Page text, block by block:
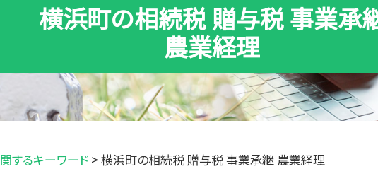
横浜町の相続税 贈与税 事業承
農業経理
するキーワード > 横浜町の相続税 贈与税 事業承継 農業経理